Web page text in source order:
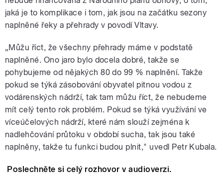
jaká je to komplikace i tom, jak jsou na začátku sezony
naplněné řeky a přehrady v povodí Vltavy.
„Můžu říct, že všechny přehrady máme v podstatě
naplněné. Ono jaro bylo docela dobré, takže se
pohybujeme od nějakých 80 do 99 % naplnění. Takže
pokud se týká zásobování obyvatel pitnou vodou z
vodárenských nádrží, tak tam můžu říct, že nebudeme
mít celý tento rok problém. Pokud se týká využívání ve
víceúčelových nádrží, které nám slouží zejména k
nadlehčování průtoku v období sucha, tak jsou také
naplněny, takže tu funkci budou plnit," uvedl Petr Kubala.
Poslechněte si celý rozhovor v audioverzi.